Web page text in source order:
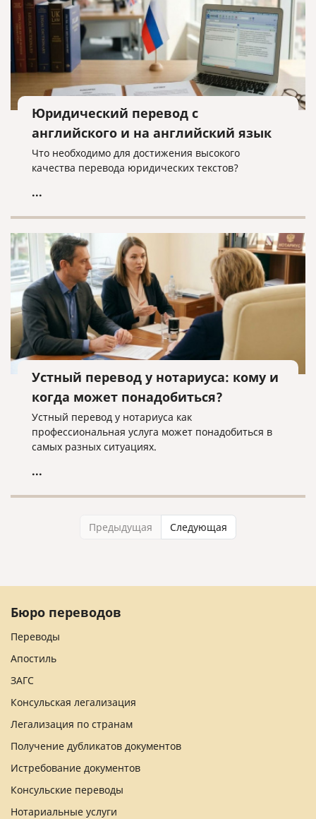
Юридический перевод с
английского и на английский язык
Что необходимо для достижения высокого
качества перевода юридических текстов?
...
Устный перевод у нотариуса: кому и
когда может понадобиться?
Устный перевод у нотариуса как
профессиональная услуга может понадобиться в
самых разных ситуациях.
...
Предыдущая Следующая
Бюро переводов
Переводы
Апостиль
ЗАГС
Консульская легализация
Легализация по странам
Получение дубликатов документов
Истребование документов
Консульские переводы
Нотариальные услуги